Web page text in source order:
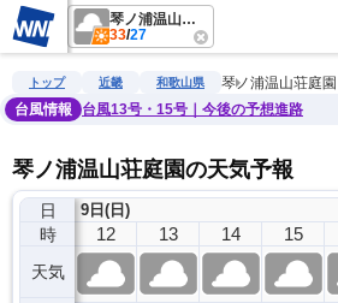
琴ノ浦温山荘庭園
33/27
雨雲レーダー 台風情報 地震情報 警報
トップ 近畿 和歌山県
琴ノ浦温山荘庭園
台風情報
台風13号・15号｜今後の予想進路
琴ノ浦温山荘庭園の天気予報
日
時
天気
9日(日)
11 12 13 14 15